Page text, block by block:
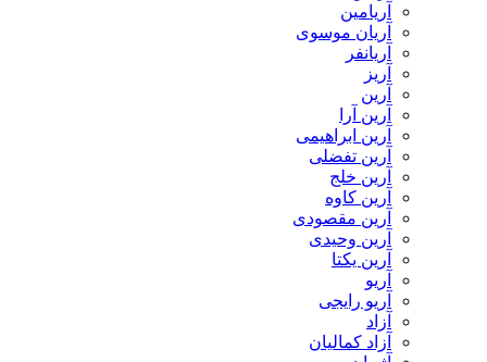
آریامین
آریان موسوی
آریانفر
آریز
آرین
آرین آرا
آرین ابراهیمی
آرین تفضلی
آرین خلج
آرین کاوه
آرین مقصودی
آرین وحیدی
آرین یکتا
آریو
آریو رایجی
آزاد
آزاد کمالیان